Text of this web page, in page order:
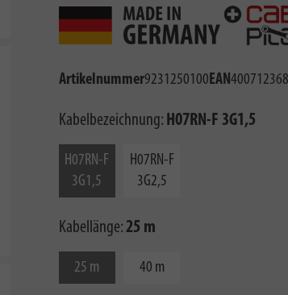
Artikelnummer9231250100EAN
Kabelbezeichnung: H07RN-F 3G1,5
H07RN-F
3G1,5
H07RN-F
3G2,5
Kabellänge:25 m
25 m 40 m